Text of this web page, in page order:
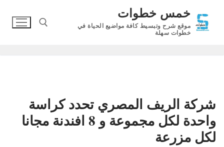
المحتوى
خمس خطوات
موقع شرح وتبسيط كافة مواضيع الحياة في
خطوات سهلة
شركة الريف المصري تحدد كراسة
واحدة لكل مجموعة و 8 افندنة مجانا
لكل مزرعة